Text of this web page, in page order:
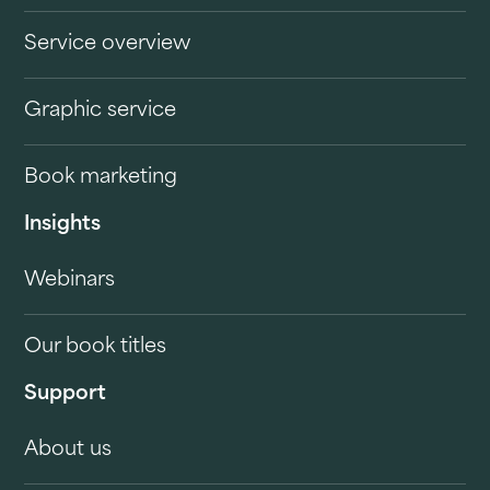
Service overview
Graphic service
Book marketing
Insights
Webinars
Our book titles
Support
About us